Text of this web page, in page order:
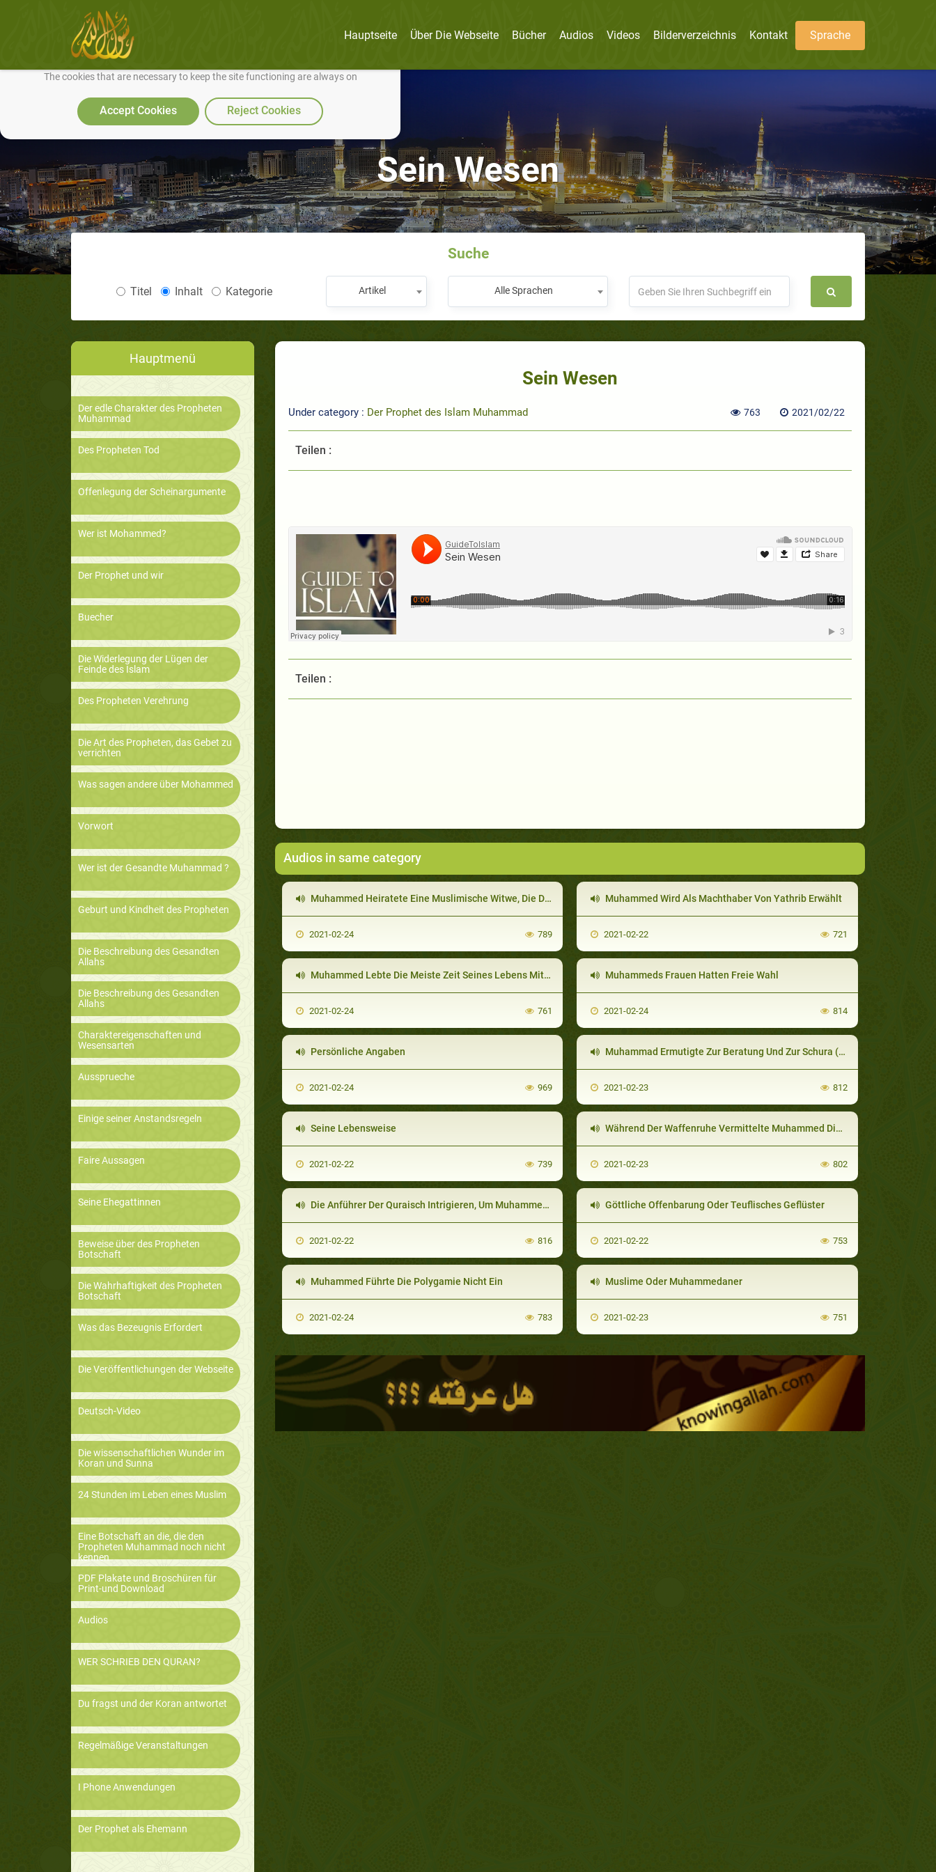
We use cookies to make our site work well for you and so we can continually improve it.
The cookies that are necessary to keep the site functioning are always on
Accept Cookies Reject Cookies
Hauptseite Über Die Webseite Bücher Audios Videos Bilderverzeichnis Kontakt Sprache
Sein Wesen
Suche
Titel Inhalt Kategorie Artikel Alle Sprachen
Hauptmenü
Der edle Charakter des Propheten
Muhammad
Des Propheten Tod
Offenlegung der Scheinargumente
Wer ist Mohammed?
Der Prophet und wir
Buecher
Die Widerlegung der Lügen der
Feinde des Islam
Des Propheten Verehrung
Die Art des Propheten, das Gebet zu
verrichten
Was sagen andere über Mohammed
Vorwort
Wer ist der Gesandte Muhammad ?
Geburt und Kindheit des Propheten
Die Beschreibung des Gesandten
Allahs
Die Beschreibung des Gesandten
Allahs
Charaktereigenschaften und
Wesensarten
Aussprueche
Einige seiner Anstandsregeln
Faire Aussagen
Seine Ehegattinnen
Beweise über des Propheten
Botschaft
Die Wahrhaftigkeit des Propheten
Botschaft
Was das Bezeugnis Erfordert
Die Veröffentlichungen der Webseite
Deutsch-Video
Die wissenschaftlichen Wunder im
Koran und Sunna
24 Stunden im Leben eines Muslim
Eine Botschaft an die, die den
Propheten Muhammad noch nicht
kennen
PDF Plakate und Broschüren für
Print-und Download
Audios
WER SCHRIEB DEN QURAN?
Du fragst und der Koran antwortet
Regelmäßige Veranstaltungen
I Phone Anwendungen
Der Prophet als Ehemann
Sein Wesen
Under category : Der Prophet des Islam Muhammad 763 2021/02/22
Teilen :
Teilen :
Audios in same category
Muhammed Heiratete Eine Muslimische Witwe, Die Die Tochter Einer Seiner Feinde War
2021-02-24 789
Muhammed Wird Als Machthaber Von Yathrib Erwählt
2021-02-22 721
Muhammed Lebte Die Meiste Zeit Seines Lebens Mit Nur Einer Frau Verheiratet
2021-02-24 761
Muhammeds Frauen Hatten Freie Wahl
2021-02-24 814
Persönliche Angaben
2021-02-24 969
Muhammad Ermutigte Zur Beratung Und Zur Schura (Ratgebende Gruppe)
2021-02-23 812
Seine Lebensweise
2021-02-22 739
Während Der Waffenruhe Vermittelte Muhammed Die Botschaft Gottes In- Und Außerhalb Von Arabien
2021-02-23 802
Die Anführer Der Quraisch Intrigieren, Um Muhammed Zu Töten; Auswanderung Nach Yathrib Beginnt
2021-02-22 816
Göttliche Offenbarung Oder Teuflisches Geflüster
2021-02-22 753
Muhammed Führte Die Polygamie Nicht Ein
2021-02-24 783
Muslime Oder Muhammedaner
2021-02-23 751